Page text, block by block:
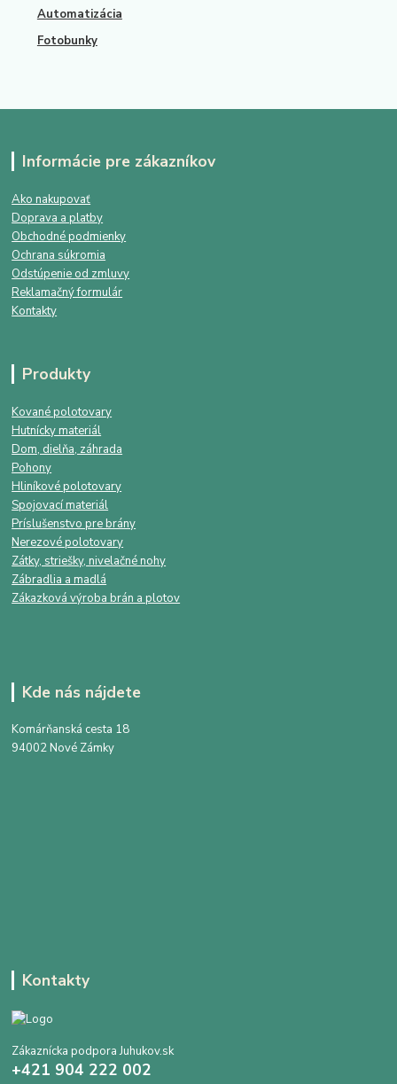
Automatizácia
Fotobunky
Informácie pre zákazníkov
Ako nakupovať
Doprava a platby
Obchodné podmienky
Ochrana súkromia
Odstúpenie od zmluvy
Reklamačný formulár
Kontakty
Produkty
Kované polotovary
Hutnícky materiál
Dom, dielňa, záhrada
Pohony
Hliníkové polotovary
Spojovací materiál
Príslušenstvo pre brány
Nerezové polotovary
Zátky, striešky, nivelačné nohy
Zábradlia a madlá
Zákazková výroba brán a plotov
Kde nás nájdete
Komárňanská cesta 18
94002 Nové Zámky
Kontakty
Zákaznícka podpora Juhukov.sk
+421 904 222 002